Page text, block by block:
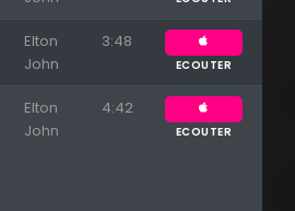
Elton
John
3:48
ECOUTER
Elton
John
4:42
ECOUTER